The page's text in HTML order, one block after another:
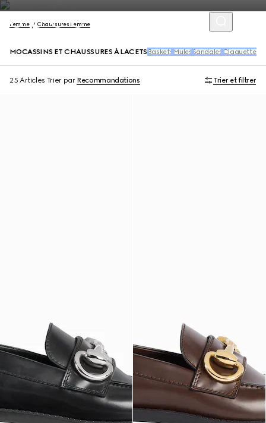
Femme Chaussures Femme
MOCASSINS ET CHAUSSURES À LACETS Baskets Mules Sandales Claquettes
25 Articles Trier par Recommandations Trier et filtrer